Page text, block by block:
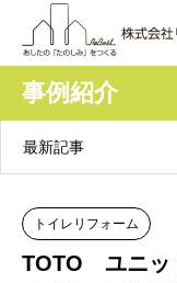
事例紹介
最新記事
トイレリフォーム
TOTO ユニ